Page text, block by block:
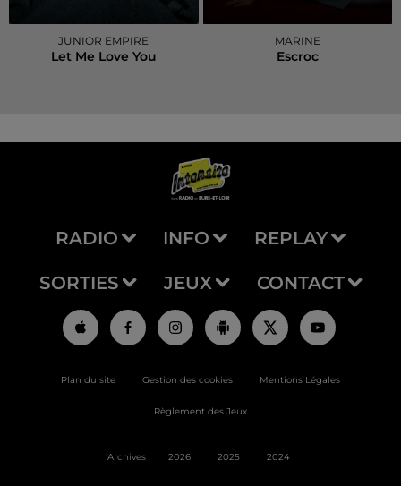
JUNIOR EMPIRE
Let Me Love You
MARINE
Escroc
RADIO INFO REPLAY
SORTIES JEUX CONTACT
Plan du site Gestion des cookies Mentions Légales
Règlement des Jeux
Archives 2026 2025 2024